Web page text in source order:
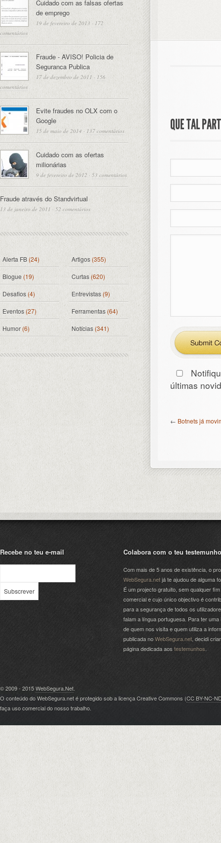
QUE TAL
últimas
← Botnets já
Cuidado com as falsas ofertas
de emprego
19 de fevereiro de 2013 · 172
comentários
Fraude - AVISO! Policia de
Seguranca Publica
17 de dezembro de 2011 · 156
comentários
Evite fraudes no OLX com o
Google
15 de maio de 2014 · 137 comentários
Cuidado com as ofertas
milionárias
9 de fevereiro de 2012 · 53 comentários
Fraude através do Standvirtual
13 de janeiro de 2011 · 52 comentários
Alerta FB(24) Artigos (355)
Blogue (19) Curtas (620)
Desafios (4) Entrevistas (9)
Eventos(27) Ferramentas(64)
Humor (6) Notícias(341)
Recebe no teu e-mail Colabora com o teu testemunho
Com mais de 5 anos de existência, o
WebSegura.netjá te ajudou de alguma
É um projecto gratuito, sem qualquer fim
comercial e cujo único objectivo é
para a segurança de todos os
falam a língua portuguesa. Para ter uma
de quem nos visita e quem utiliza a
publicada noWebSegura.net , decidi
página dedicada aos testemunhos
© 2009 - 2015WebSegura.Net.
O conteúdo do WebSegura.net é protegido sob a licença Creative Commons (CC BY-NC-
faça uso comercial do nosso trabalho.